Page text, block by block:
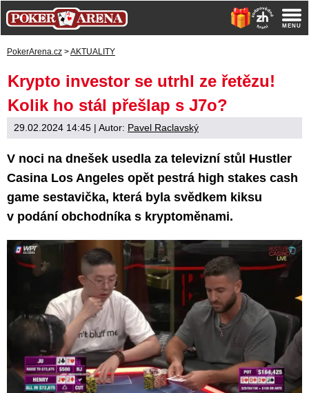
PokerArena.cz >AKTUALITY
Krypto investor se utrhl ze řetězu!
Kolik ho stál přešlap s J7o?
29.02.2024 14:45 | Autor: Pavel Raclavský
V noci na dnešek usedla za televizní stůl Hustler
Casina Los Angeles opět pestrá high stakes cash
game sestavička, která byla svědkem kiksu
v podání obchodníka s kryptoměnami.